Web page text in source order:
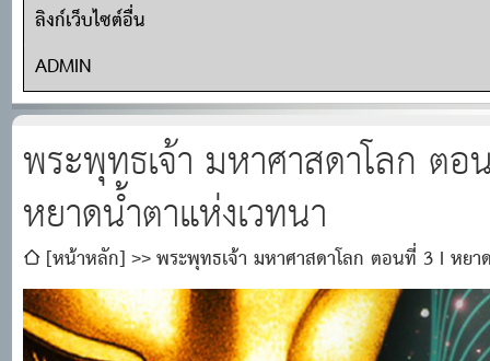
ลิงก์เว็บไซต์อื่น
ADMIN
พระพุทธเจ้า มหาศาสดาโลก ต
หยาดน้ำตาแห่งเวทนา
[หน้าหลัก] พระพุทธเจ้า มหาศาสดาโลก ตอนที่ 3 I หยา